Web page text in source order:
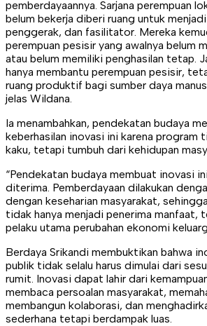
pemberdayaannya. Sarjana perempuan
belum bekerja diberi ruang untuk
penggerak, dan fasilitator. Mereka
perempuan pesisir yang awalnya belum
atau belum memiliki penghasilan tetap.
hanya membantu perempuan pesisir,
ruang produktif bagi sumber daya
jelas Wildana.
Ia menambahkan, pendekatan budaya
keberhasilan inovasi ini karena program
kaku, tetapi tumbuh dari kehidupan
“Pendekatan budaya membuat inovasi
diterima. Pemberdayaan dilakukan
dengan keseharian masyarakat,
tidak hanya menjadi penerima manfaat,
pelaku utama perubahan ekonomi
Berdaya Srikandi membuktikan bahwa
publik tidak selalu harus dimulai dari
rumit. Inovasi dapat lahir dari
membaca persoalan masyarakat,
membangun kolaborasi, dan
sederhana tetapi berdampak luas.